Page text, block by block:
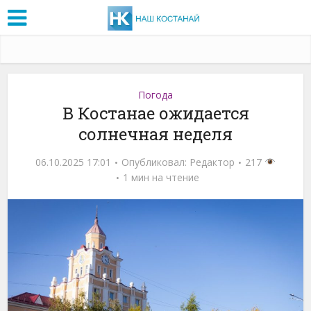
Погода
В Костанае ожидается
солнечная неделя
06.10.2025 17:01 Опубликовал: Редактор
217
1 мин на чтение